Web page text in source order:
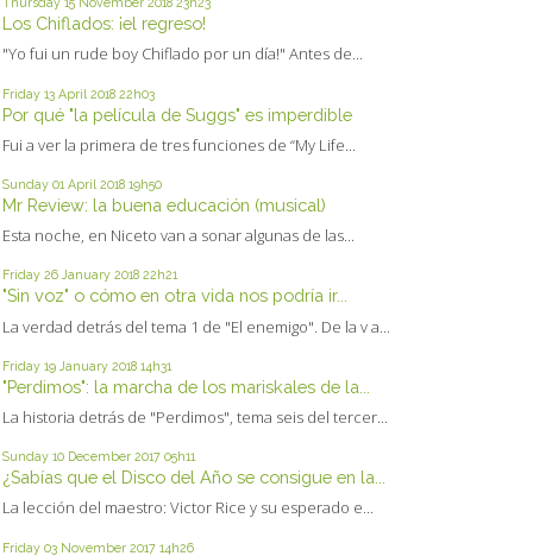
Los Chiflados: ¡el regreso!
"Yo fui un rude boy Chiflado por un día!" Antes de...
Friday 13 April 2018 22h03
Por qué "la película de Suggs" es imperdible
Fui a ver la primera de tres funciones de “My Life...
Sunday 01 April 2018 19h50
Mr Review: la buena educación (musical)
Esta noche, en Niceto van a sonar algunas de las...
Friday 26 January 2018 22h21
"Sin voz" o cómo en otra vida nos podría ir...
La verdad detrás del tema 1 de "El enemigo". De la v a...
Friday 19 January 2018 14h31
"Perdimos": la marcha de los mariskales de la...
La historia detrás de "Perdimos", tema seis del tercer...
Sunday 10 December 2017 05h11
¿Sabías que el Disco del Año se consigue en la...
La lección del maestro: Victor Rice y su esperado e...
Friday 03 November 2017 14h26